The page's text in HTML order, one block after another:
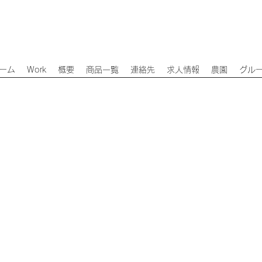
ム Work 概要 商品一覧 連絡先 求人情報 農園 グル